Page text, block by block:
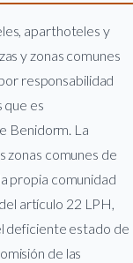
aparthoteles y
y zonas comunes
responsabilidad
es
Benidorm. La
zonas comunes de
propia comunidad
artículo 22 LPH,
deficiente estado de
de las